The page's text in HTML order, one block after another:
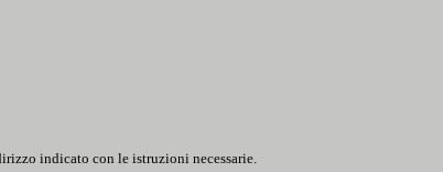
indicato con le istruzioni necessarie.